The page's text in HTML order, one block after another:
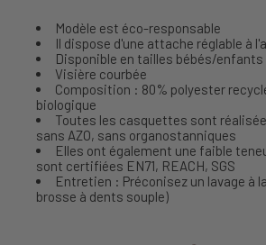
Modèle est éco-responsable
Il dispose d'une attache réglable à
Disponible en tailles bébés/
Visière courbée
Composition : 80% polyester
biologique
Toutes les casquettes sont
sans AZO, sans organostanniques
Elles ont également une faible
sont certifiées EN71, REACH, SGS
Entretien : Préconisez un lavage à
brosse à dents souple)